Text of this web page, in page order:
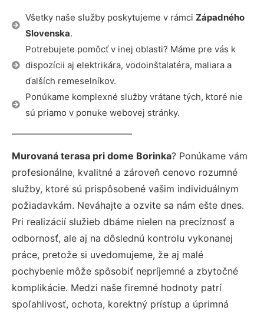
Všetky naše služby poskytujeme v rámci Západného
Slovenska.
Potrebujete pomôcť v inej oblasti? Máme pre vás k
dispozícii aj elektrikára, vodoinštalatéra, maliara a
ďalších remeselníkov.
Ponúkame komplexné služby vrátane tých, ktoré nie
sú priamo v ponuke webovej stránky.
Murovaná terasa pri dome Borinka? Ponúkame vám
profesionálne, kvalitné a zároveň cenovo rozumné
služby, ktoré sú prispôsobené vašim individuálnym
požiadavkám. Neváhajte a ozvite sa nám ešte dnes.
Pri realizácií služieb dbáme nielen na precíznosť a
odbornosť, ale aj na dôslednú kontrolu vykonanej
práce, pretože si uvedomujeme, že aj malé
pochybenie môže spôsobiť nepríjemné a zbytočné
komplikácie. Medzi naše firemné hodnoty patrí
spoľahlivosť, ochota, korektný prístup a úprimná